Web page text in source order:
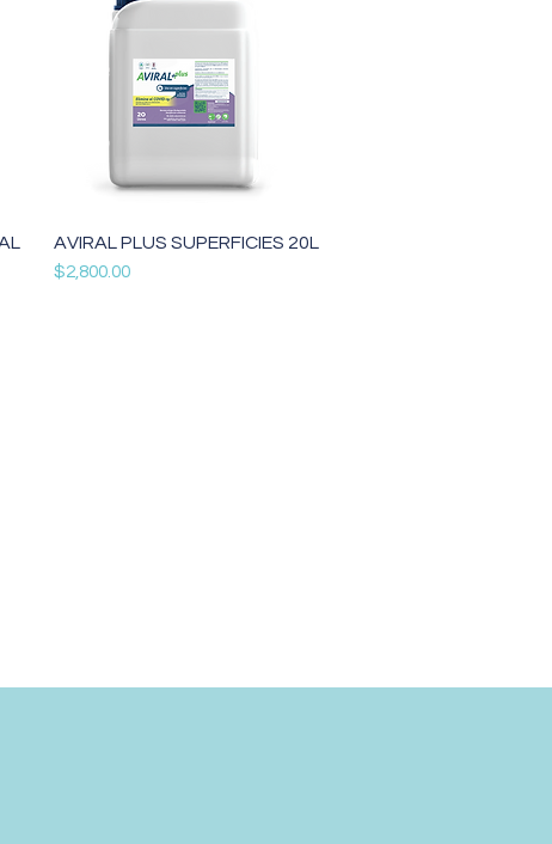
Vista rápida
AVIRAL PLUS SUPERFICIES 20L
Precio
$2,800.00